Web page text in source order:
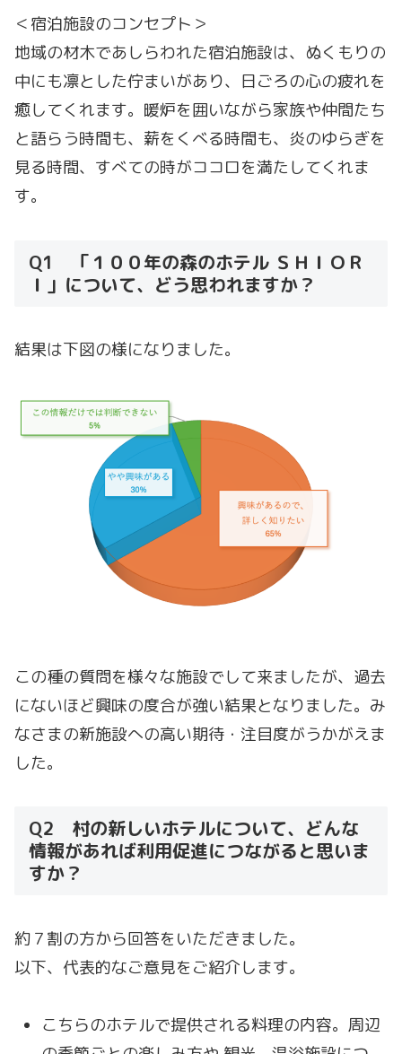
＜宿泊施設のコンセプト＞
地域の材木であしらわれた宿泊施設は、ぬくもりの
中にも凛とした佇まいがあり、日ごろの心の疲れを
癒してくれます。暖炉を囲いながら家族や仲間たち
と語らう時間も、薪をくべる時間も、炎のゆらぎを
見る時間、すべての時がココロを満たしてくれま
す。
Q1 「１００年の森のホテル ＳＨＩＯＲ
Ｉ」について、どう思われますか？
結果は下図の様になりました。
この種の質問を様々な施設でして来ましたが、過去
にないほど興味の度合が強い結果となりました。み
なさまの新施設への高い期待・注目度がうかがえま
した。
Q2 村の新しいホテルについて、どんな
情報があれば利用促進につながると思いま
すか？
約７割の方から回答をいただきました。
以下、代表的なご意見をご紹介します。
こちらのホテルで提供される料理の内容。周辺